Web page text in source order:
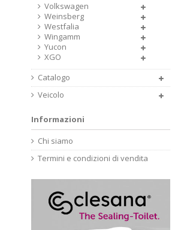
Volkswagen
Weinsberg
Westfalia
Wingamm
Yucon
XGO
Catalogo
Veicolo
Informazioni
Chi siamo
Termini e condizioni di vendita